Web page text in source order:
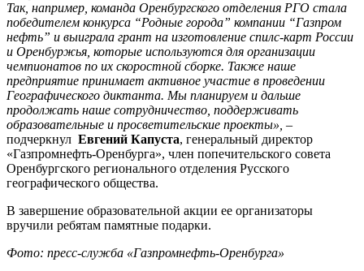
Так, например, команда Оренбургского отделения РГО стала
победителем конкурса “Родные города” компании “Газпром
нефть” и выиграла грант на изготовление спилс-карт России
и Оренбуржья, которые используются для организации
чемпионатов по их скоростной сборке. Также наше
предприятие принимает активное участие в проведении
Географического диктанта. Мы планируем и дальше
продолжать наше сотрудничество, поддерживать
образовательные и просветительские проекты», –
подчеркнул Евгений Капуста, генеральный директор
«Газпромнефть-Оренбурга», член попечительского совета
Оренбургского регионального отделения Русского
географического общества.
В завершение образовательной акции ее организаторы
вручили ребятам памятные подарки.
Фото: пресс-служба «Газпромнефть-Оренбурга»